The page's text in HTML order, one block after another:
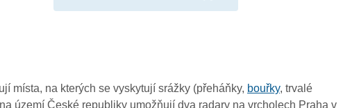
09:10
místa, na kterých se vyskytují srážky (přeháňky, bouřky, trvalé
území České republiky umožňují dva radary na vrcholech Praha v